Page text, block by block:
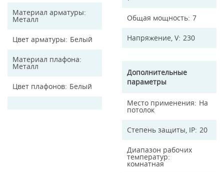
Материал арматуры
Металл
Цвет арматуры Белый
Материал плафона
Металл
Цвет плафонов Белый
Общая мощность 7
Напряжение, V 230
Дополнительные
параметры
Место применения На
потолок
Степень защиты, IP 20
Диапазон рабочих
температур
комнатная